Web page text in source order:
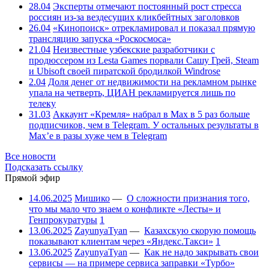
28.04 Эксперты отмечают постоянный рост стресса
россиян из-за вездесущих кликбейтных заголовков
26.04 «Кинопоиск» отрекламировал и показал прямую
трансляцию запуска «Роскосмоса»
21.04 Неизвестные узбекские разработчики с
продюссером из Lesta Games порвали Сашу Грей, Steam
и Ubisoft своей пиратской бродилкой Windrose
2.04 Доля денег от недвижимости на рекламном рынке
упала на четверть, ЦИАН рекламируется лишь по
телеку
31.03 Аккаунт «Кремля» набрал в Max в 5 раз больше
подписчиков, чем в Telegram. У остальных результаты в
Max’е в разы хуже чем в Telegram
Все новости
Подсказать ссылку
Прямой эфир
14.06.2025 Мишико — О сложности признания того,
что мы мало что знаем о конфликте «Лесты» и
Генпрокуратуры 1
13.06.2025 ZayunyaTyan — Казахскую скорую помощь
показывают клиентам через «Яндекс.Такси» 1
13.06.2025 ZayunyaTyan — Как не надо закрывать свои
сервисы — на примере сервиса заправки «Турбо»